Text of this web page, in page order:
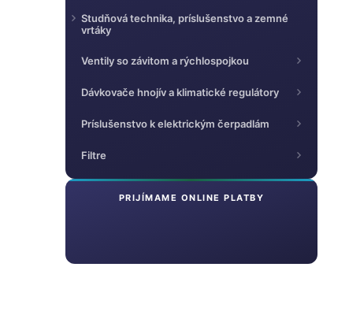
Studňová technika, príslušenstvo a zemné
vrtáky
Ventily so závitom a rýchlospojkou
Dávkovače hnojív a klimatické regulátory
Príslušenstvo k elektrickým čerpadlám
Filtre
PRIJÍMAME ONLINE PLATBY